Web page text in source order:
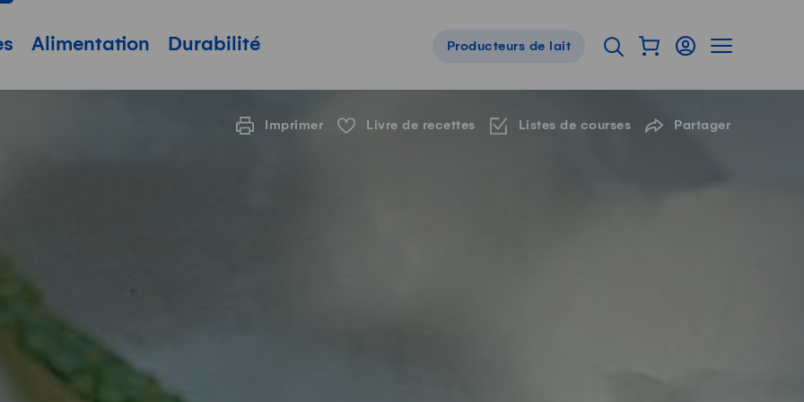
Alimentation Durabilité
Navigation de pied de page
Producteurs de lait Ouvrir l'onglet de
Afficher mon panier
ConnexionAfficher la
Imprimer Livre de recettes Listes de courses Partager